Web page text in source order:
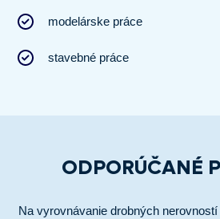
modelárske práce
stavebné práce
ODPORÚČANÉ
Na vyrovnávanie drobných